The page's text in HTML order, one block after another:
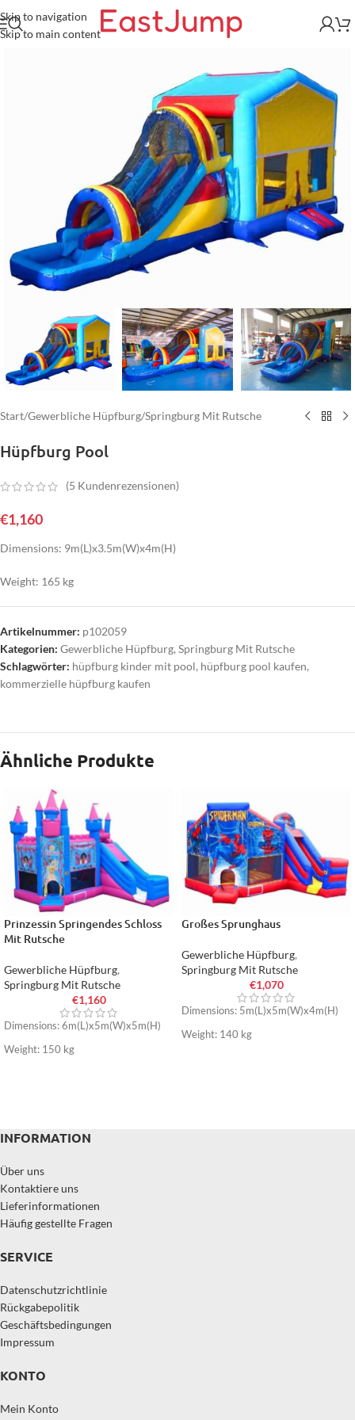
Skip to navigation
Skip to main content
Start/Gewerbliche Hüpfburg/Springburg Mit Rutsche
Hüpfburg Pool
(5 Kundenrezensionen)
€1,160
Dimensions: 9m(L)x3.5m(W)x4m(H)
Weight: 165 kg
Artikelnummer: p102059
Kategorien: Gewerbliche Hüpfburg, Springburg Mit Rutsche
Schlagwörter: hüpfburg kinder mit pool, hüpfburg pool kaufen,
kommerzielle hüpfburg kaufen
Ähnliche Produkte
Prinzessin Springendes Schloss
Mit Rutsche
Gewerbliche Hüpfburg,
Springburg Mit Rutsche
€1,160
Dimensions: 6m(L)x5m(W)x5m(H)
Weight: 150 kg
Großes Sprunghaus
Gewerbliche Hüpfburg,
Springburg Mit Rutsche
€1,070
Dimensions: 5m(L)x5m(W)x4m(H)
Weight: 140 kg
INFORMATION
Über uns
Kontaktiere uns
Lieferinformationen
Häufig gestellte Fragen
SERVICE
Datenschutzrichtlinie
Rückgabepolitik
Geschäftsbedingungen
Impressum
KONTO
Mein Konto